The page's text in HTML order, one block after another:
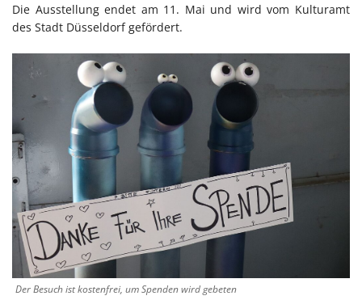
Die Ausstellung endet am 11. Mai und wird vom Kulturamt
des Stadt Düsseldorf gefördert.
Der Besuch ist kostenfrei, um Spenden wird gebeten